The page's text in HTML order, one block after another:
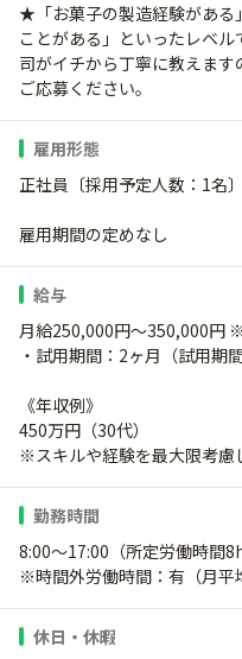
★「お菓子の製造経験がある
ことがある」といったレベ
司がイチから丁寧に教えま
ご応募ください。
雇用形態
正社員〔採用予定人数：1名〕
雇用期間の定めなし
給与
月給250,000円～350,000円
・試用期間：2ヶ月（試用期
《年収例》
450万円（30代）
※スキルや経験を最大限考慮
勤務時間
8:00～17:00（所定労働時間
※時間外労働時間：有（月平
休日・休暇